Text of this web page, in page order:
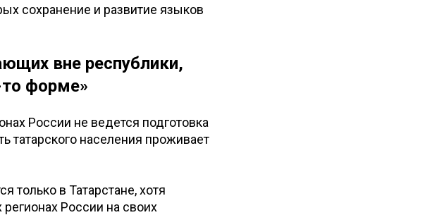
сохранение и развитие языков
вне республики,
форме»
России не ведется подготовка
татарского населения проживает
только в Татарстане, хотя
России на своих